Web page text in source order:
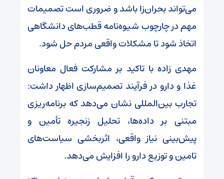
می‌تواند بحران‌زا باشد و ضروری است تصمیمات
مهم در چارچوب شیوه‌نامه قطب‌های دانشگاهی
اتخاذ شود تا مشکلات واقعی مردم حل شود.
مهدی زاده با تاکید بر مشارکت فعال معاونان
غذا و دارو در فرآیند تصمیم‌سازی اظهار داشت:
تجارب بین‌المللی نشان می‌دهد که برنامه‌ریزی
مبتنی بر داده‌ها، تحلیل زنجیره تأمین و
پیش‌بینی نیاز واقعی، اثربخشی سیاست‌های
تامین و توزیع دارو را افزایش می‌دهد.